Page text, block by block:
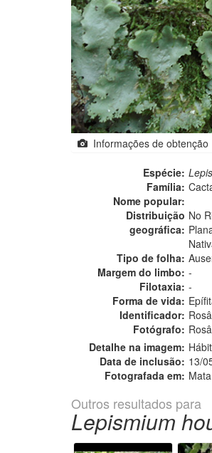
Informações de obtenção
Espécie:
Família:
Nome popular:
Distribuição
geográfica:
No
Tipo de folha:
Margem do limbo: -
Filotaxia: -
Forma de vida:
Identificador:
Fotógrafo:
Detalhe na imagem:
Data de inclusão: 13/
Fotografada em:
Outros resultados para
Lepismium